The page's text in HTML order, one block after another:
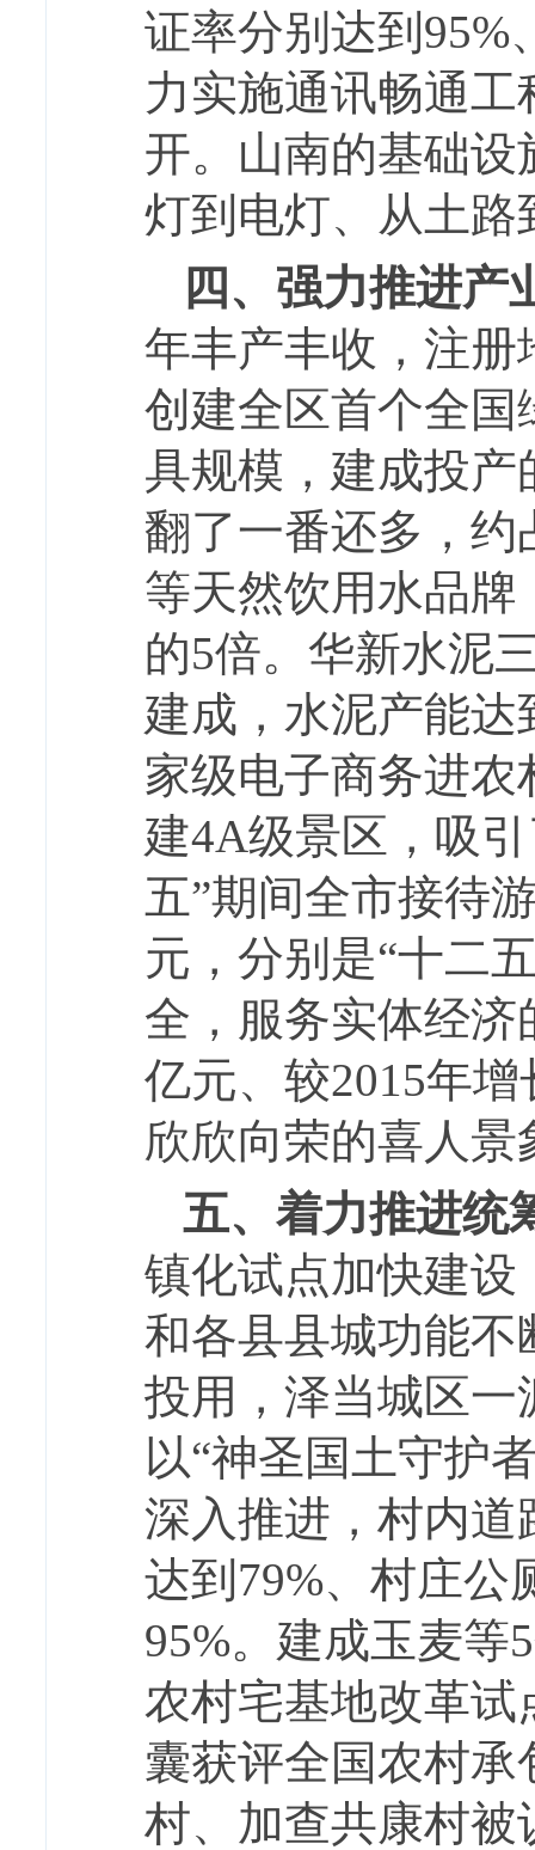
证率分别达到95%
力实施通讯畅通工
开。山南的基础
灯到电灯、从土
四、强力推进产
年丰产丰收，注册
创建全区首个全
具规模，建成投产
翻了一番还多，
等天然饮用水品牌
的5倍。华新水泥
建成，水泥产能达
家级电子商务进
建4A级景区，吸
五”期间全市接待
元，分别是“十二
全，服务实体经济
亿元、较2015年
欣欣向荣的喜人景
五、着力推进统
镇化试点加快建
和各县县城功能
投用，泽当城区
以“神圣国土守护
深入推进，村内道
达到79%、村庄公
95%。建成玉麦等
农村宅基地改革
囊获评全国农村
村、加查共康村